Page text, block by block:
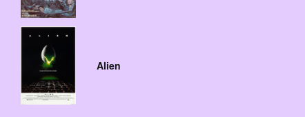
Alien